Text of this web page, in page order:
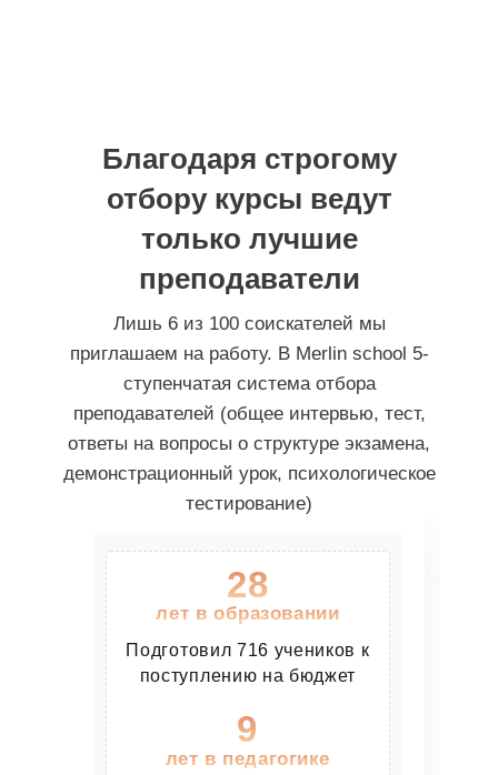
Двухлетнее обучение
МГУ
Результат
Первичная диагностика:22
96 баллов
ПРОЧИТАТЬ ПОЛНОСТЬЮ
Кружкова Ника
Обучаем только по актуальной программе
Учитывая все нововведения в ЕГЭ на текущий
момент времени.
Благодаря строгому
отбору курсы ведут
только лучшие
преподаватели
Лишь 6 из 100 соискателей мы
приглашаем на работу. В Merlin school 5-
ступенчатая система отбора
преподавателей (общее интервью, тест,
ответы на вопросы о структуре экзамена,
демонстрационный урок, психологическое
тестирование)
28
лет в образовании
Подготовил 716 учеников к
поступлению на бюджет
9
лет в педагогике
Туманов Евгений